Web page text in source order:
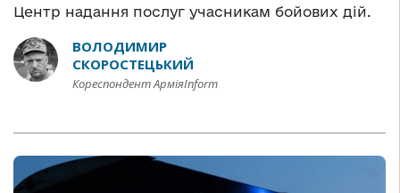
Центр надання послуг учасникам бойових дій.
ВОЛОДИМИР
СКОРОСТЕЦЬКИЙ
Кореспондент АрміяInform